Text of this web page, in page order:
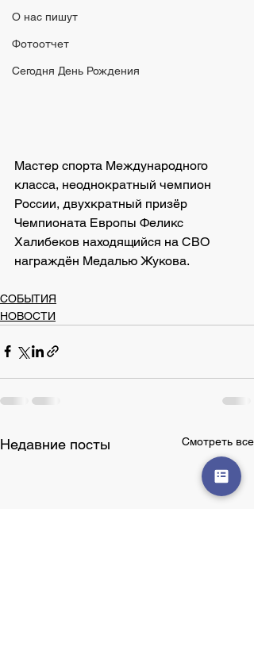
О нас пишут
Фотоотчет
Сегодня День Рождения
Мастер спорта Международного
класса, неоднократный чемпион
России, двухкратный призёр
Чемпионата Европы Феликс
Халибеков находящийся на СВО
награждён Медалью Жукова.
СОБЫТИЯ
НОВОСТИ
Недавние посты Смотреть все